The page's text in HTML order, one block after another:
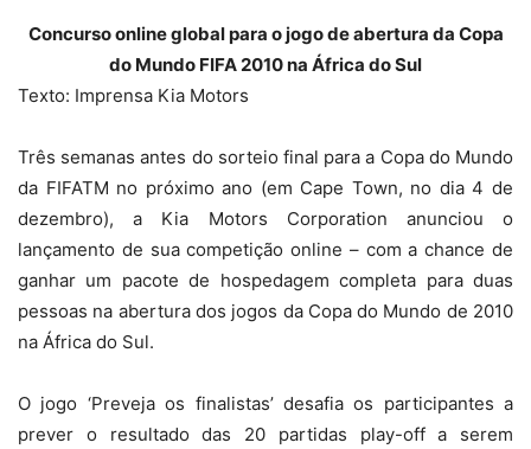
Concurso online global para o jogo de abertura da Copa
do Mundo FIFA 2010 na África do Sul
Texto: Imprensa Kia Motors
Três semanas antes do sorteio final para a Copa do Mundo
da FIFATM no próximo ano (em Cape Town, no dia 4 de
dezembro), a Kia Motors Corporation anunciou o
lançamento de sua competição online – com a chance de
ganhar um pacote de hospedagem completa para duas
pessoas na abertura dos jogos da Copa do Mundo de 2010
na África do Sul.
O jogo ‘Preveja os finalistas’ desafia os participantes a
prever o resultado das 20 partidas play-off a serem